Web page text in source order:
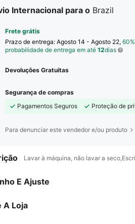
Internacional para o Brazil
Frete grátis
Prazo de entrega: Agosto 14 - Agosto 22,
probabilidade de entrega em até 12dias
Devoluções Gratuitas
Segurança de compras
Pagamentos Seguros
Proteção de
Para denunciar este vendedor e/ou produto
Lavar à máquina, não lavar a
E Ajuste
A Loja
4,82